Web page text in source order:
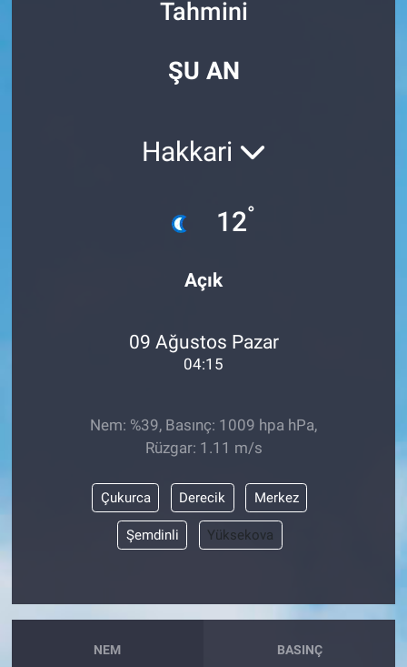
Tahmini
ŞU AN
Hakkari
12°
Açık
09 Ağustos Pazar
04:15
Nem: %39, Basınç: 1009 hpa hPa,
Rüzgar: 1.11 m/s
Çukurca Derecik Merkez
Şemdinli Yüksekova
NEM BASINÇ